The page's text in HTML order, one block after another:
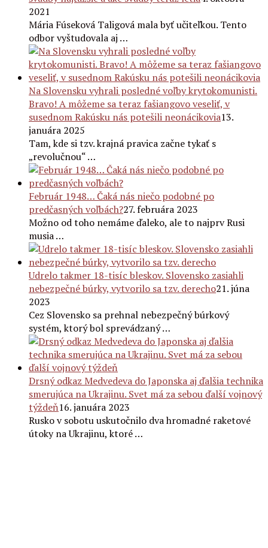
2021
Mária Fúseková Taligová mala byť učiteľkou. Tento
odbor vyštudovala aj …
Na Slovensku vyhrali posledné voľby krytokomunisti.
Bravo! A môžeme sa teraz fašiangovo veseliť, v
susednom Rakúsku nás potešili neonácikovia13.
januára 2025
Tam, kde si tzv. krajná pravica začne tykať s
„revolučnou“ …
Február 1948… Čaká nás niečo podobné po
predčasných voľbách?27. februára 2023
Možno od toho nemáme ďaleko, ale to najprv Rusi
musia …
Udrelo takmer 18-tisíc bleskov. Slovensko zasiahli
nebezpečné búrky, vytvorilo sa tzv. derecho21. júna
2023
Cez Slovensko sa prehnal nebezpečný búrkový
systém, ktorý bol sprevádzaný …
Drsný odkaz Medvedeva do Japonska aj ďalšia technika
smerujúca na Ukrajinu. Svet má za sebou ďalší vojnový
týždeň16. januára 2023
Rusko v sobotu uskutočnilo dva hromadné raketové
útoky na Ukrajinu, ktoré …